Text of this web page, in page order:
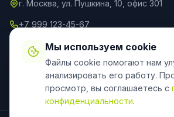
г. Москва, ул. Пушкина, 10, офис 301
+7 999 123-45-67
info@an-partner.ru
Пн–Пт: 9:00–20:00, Сб–Вс: 10:00–18:00
Мы используем cookie
Файлы cookie помогают нам
анализировать его работу.
просмотр, вы соглашаетесь с
конфиденциальности.